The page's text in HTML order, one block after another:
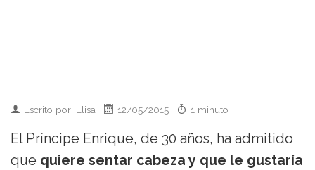
Escrito por: Elisa 12/05/2015 1 minuto
El Príncipe Enrique, de 30 años, ha admitido
que quiere sentar cabeza y que le gustaría